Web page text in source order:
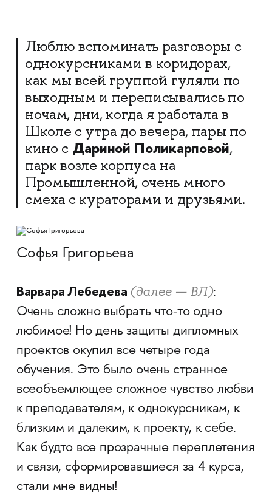
Люблю вспоминать разговоры с
однокурсниками в коридорах,
как мы всей группой гуляли по
выходным и переписывались по
ночам, дни, когда я работала в
Школе с утра до вечера, пары по
кино с Дариной Поликарповой,
парк возле корпуса на
Промышленной, очень много
смеха с кураторами и друзьями.
Софья Григорьева
Варвара Лебедева (далее — ВЛ):
Очень сложно выбрать что-то одно
любимое! Но день защиты дипломных
проектов окупил все четыре года
обучения. Это было очень странное
всеобъемлющее сложное чувство любви
к преподавателям, к однокурсникам, к
близким и далеким, к проекту, к себе.
Как будто все прозрачные переплетения
и связи, сформировавшиеся за 4 курса,
стали мне видны!